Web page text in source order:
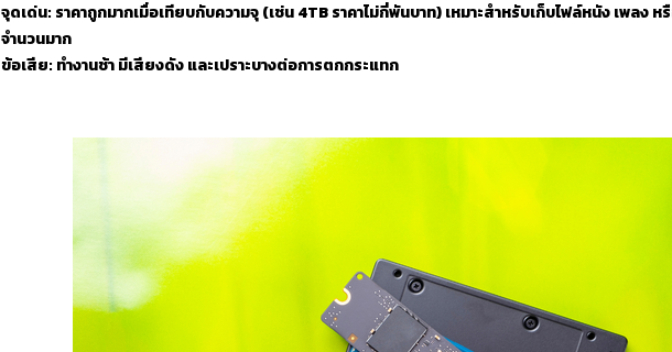
จุดเด่น: ราคาถูกมากเมื่อเทียบกับความจุ (เช่น 4TB ราคาไม่กี่พันบาท) เหมาะสำหรับเก็บไฟล์หนัง เพลง
จำนวนมาก
ข้อเสีย: ทำงานช้า มีเสียงดัง และเปราะบางต่อการตกกระแทก